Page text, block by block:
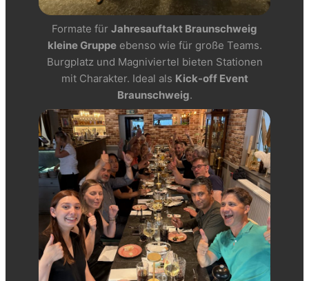
Formate für Jahresauftakt Braunschweig
kleine Gruppeebenso wie für große Teams.
Burgplatz und Magniviertel bieten Stationen
mit Charakter. Ideal als Kick-off Event
Braunschweig.